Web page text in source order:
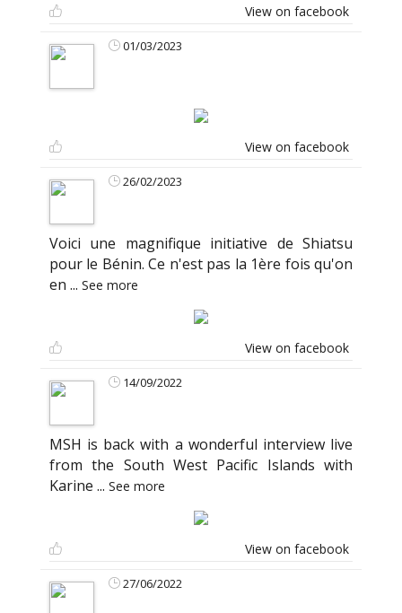
View on facebook
01/03/2023
View on facebook
26/02/2023
Voici une magnifique initiative de Shiatsu
pour le Bénin. Ce n'est pas la 1ère fois qu'on
en ... See more
View on facebook
14/09/2022
MSH is back with a wonderful interview live
from the South West Pacific Islands with
Karine ... See more
View on facebook
27/06/2022